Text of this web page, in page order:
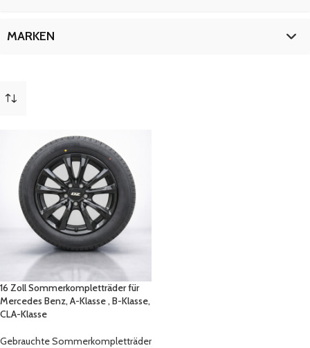
ZOLL
MARKEN
16 Zoll Sommerkompletträder für
Mercedes Benz, A-Klasse , B-Klasse,
CLA-Klasse
Gebrauchte Sommerkompletträder